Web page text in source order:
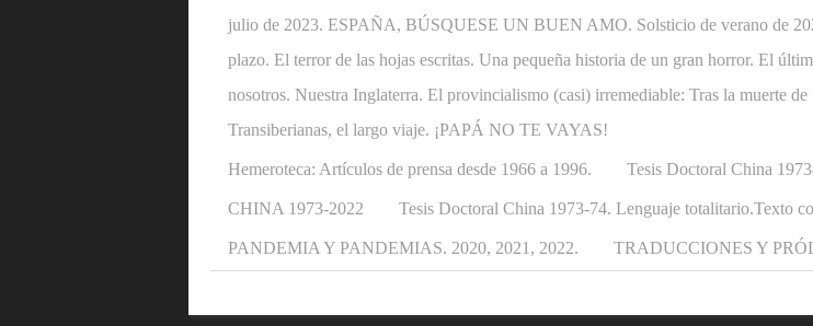
julio de 2023. ESPAÑA, BÚSQUESE UN BUEN AMO. Solsticio de verano de
plazo. El terror de las hojas escritas. Una pequeña historia de un gran horror. El
nosotros. Nuestra Inglaterra. El provincialismo (casi) irremediable: Tras la muerte
Transiberianas, el largo viaje. ¡PAPÁ NO TE VAYAS!
Hemeroteca: Artículos de prensa desde 1966 a 1996. Tesis Doctoral China
CHINA 1973-2022 Tesis Doctoral China 1973-74. Lenguaje totalitario.Texto
PANDEMIA Y PANDEMIAS. 2020, 2021, 2022. TRADUCCIONES Y